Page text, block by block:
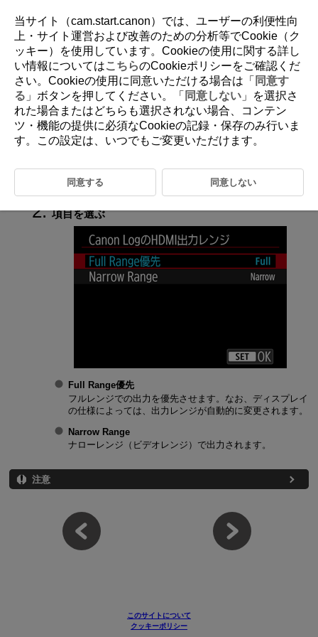
D388-123
Canon LogのHDMI出力レンジ
HDMI接続で外部出力する映像信号の出力レンジを設定することができ
ます。
：Canon LogのHDMI出力レンジ ］を選ぶ（
）
項目を選ぶ
Full Range優先
フルレンジでの出力を優先させます。なお、ディスプレイ
の仕様によっては、出力レンジが自動的に変更されます。
Narrow Range
ナローレンジ（ビデオレンジ）で出力されます。
注意
このサイトについて
クッキーポリシー
当サイト（cam.start.canon）では、ユーザーの利便性向
上・サイト運営および改善のための分析等でCookie（ク
ッキー）を使用しています。Cookieの使用に関する詳し
い情報についてはこちらのCookieポリシーをご確認くだ
さい。Cookieの使用に同意いただける場合は「 同意す
る 」ボタンを押してください。「 同意しない 」を選択さ
れた場合またはどちらも選択されない場合、コンテン
ツ・機能の提供に必須なCookieの記録・保存のみ行いま
す。この設定は、いつでもご変更いただけます。
同意する 同意しない